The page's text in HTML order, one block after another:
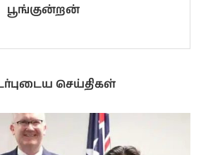
பூங்குன்றன்
செய்திகள்